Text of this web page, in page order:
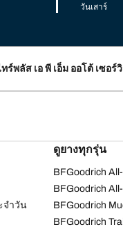
วันเสาร์
ทร์พลัส เอ พี เอ็ม ออโต้ เซอร์
จำวัน
ดูยางทุกรุ่น
BFGoodrich
BFGoodrich
BFGoodrich
BFGoodrich